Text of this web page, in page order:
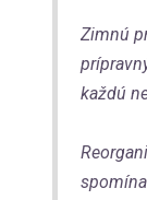
Zimnú
každú